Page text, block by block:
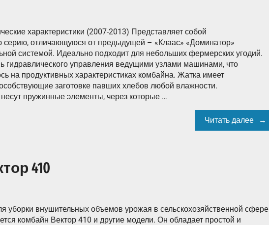
характеристики (2007-2013) Представляет собой
серию, отличающуюся от предыдущей – «Клаас» «Доминатор»
системой. Идеально подходит для небольших фермерских угодий.
гидравлического управления ведущими узлами машинами, что
на продуктивных характеристиках комбайна. Жатка имеет
заготовке павших хлебов любой влажности.
пружинные элементы, через которые …
Читать далее
410
уборки внушительных объемов урожая в сельскохозяйственной сфере
комбайн Вектор 410 и другие модели. Он обладает простой и